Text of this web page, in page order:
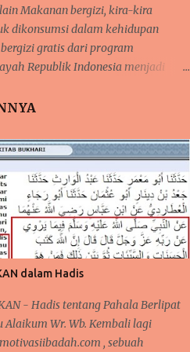
Makanan bergizi, kira-kira
dikonsumsi dalam kehidupan
gratis dari program
Republik Indonesia menjadi
dari mulut ke mulut warga.
tersebut tetapi mereka tetap
bergizi gratis tersebut.
awalnya mendapat cemoohan
beritakan bahwa ada yang tidak
sehingga sempat dilaporkan
anak yang mengkomsumsinya.
orang yang memakannya menjadi
makanan dari makanan
dalam Hadis
- Hadis tentang Pahala Berlipat
Alaikum Wr. Wb. Kembali lagi
, sebuah